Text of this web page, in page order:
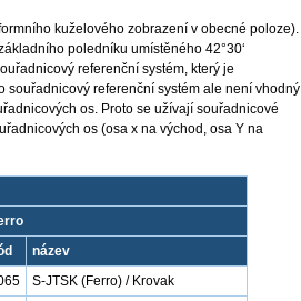
kuželového zobrazení v obecné poloze).
poledníku umístěného 42°30‘
referenční systém, který je
souřadnicový referenční systém ale není vhodný
os. Proto se užívají souřadnicové
os (osa x na východ, osa Y na
název
S-JTSK (Ferro) / Krovak